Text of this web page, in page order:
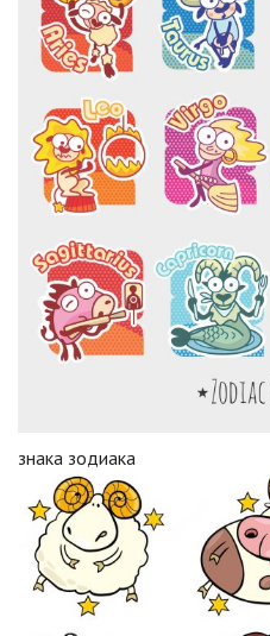
знака зодиака